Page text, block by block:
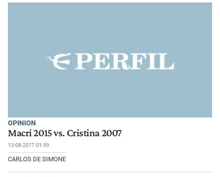
OPINION
Macri 2015 vs. Cristina 2007
13-08-2017 01:59
CARLOS DE SIMONE